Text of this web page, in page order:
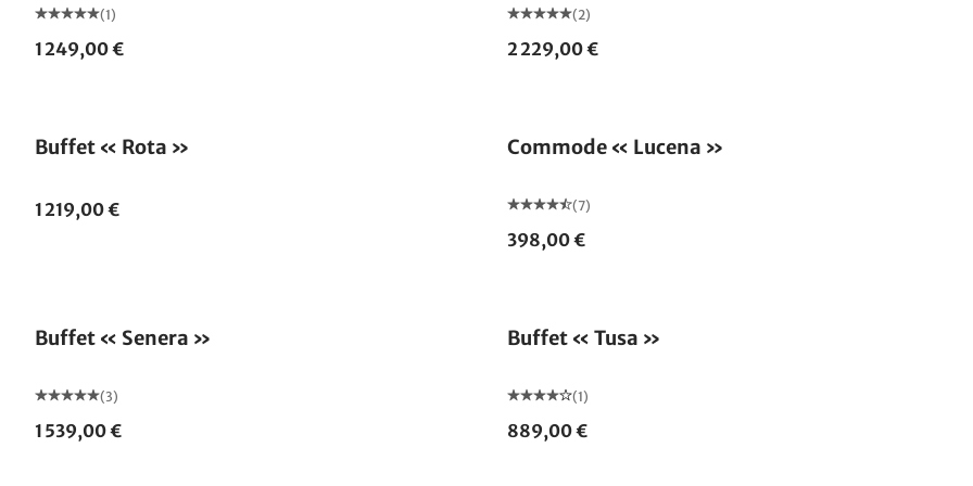
(1)
1 249,00 €
(2)
2 229,00 €
Buffet « Rota »
1 219,00 €
Commode « Lucena »
(7)
398,00 €
Buffet « Senera »
(3)
1 539,00 €
Buffet « Tusa »
(1)
889,00 €